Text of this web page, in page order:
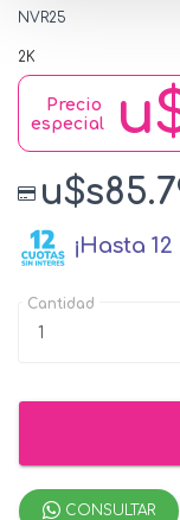
NVR25
2K
Precio
especial
¡Hasta
Cantidad
CONSULTAR